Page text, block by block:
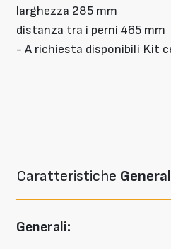
larghezza 285 mm
distanza tra i perni 465 mm
- A richiesta disponibili Kit
Caratteristiche
Generali: